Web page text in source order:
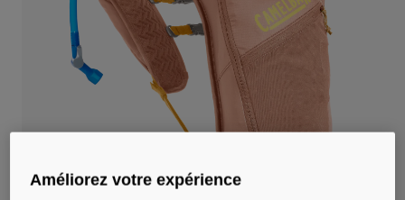
Mugs et Gobelets
Ceintures et sacoches
Accessoires
Améliorez votre expérience